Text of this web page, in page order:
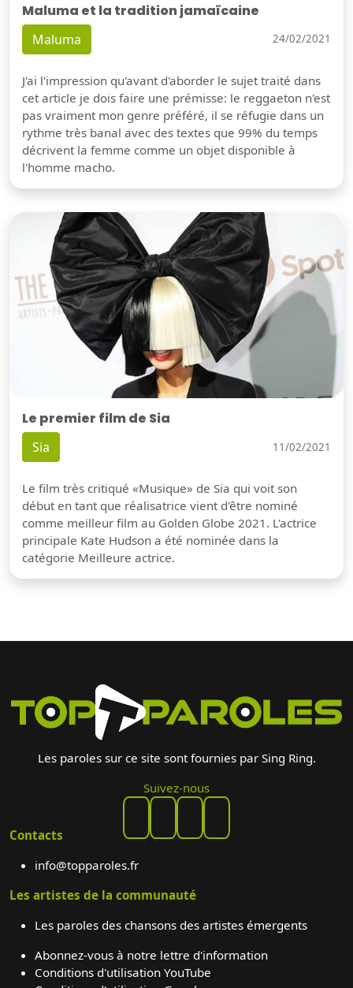
Maluma et la tradition jamaïcaine
Maluma 24/02/2021
J'ai l'impression qu'avant d'aborder le sujet traité dans
cet article je dois faire une prémisse: le reggaeton n'est
pas vraiment mon genre préféré, il se réfugie dans un
rythme très banal avec des textes que 99% du temps
décrivent la femme comme un objet disponible à
l'homme macho.
Le premier film de Sia
Sia 11/02/2021
Le film très critiqué «Musique» de Sia qui voit son
début en tant que réalisatrice vient d'être nominé
comme meilleur film au Golden Globe 2021. L'actrice
principale Kate Hudson a été nominée dans la
catégorie Meilleure actrice.
Les paroles sur ce site sont fournies par Sing Ring.
Suivez-nous
Contacts
info@topparoles.fr
Les artistes de la communauté
Les paroles des chansons des artistes émergents
Abonnez-vous à notre lettre d'information
Conditions d'utilisation YouTube